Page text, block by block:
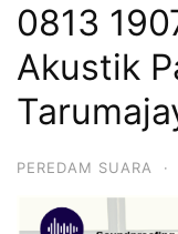
0813
Akustik
PEREDAM SUARA ·